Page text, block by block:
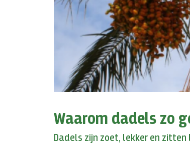
Waarom dadels zo
Dadels zijn zoet, lekker en zitten